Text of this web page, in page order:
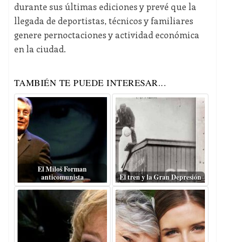
durante sus últimas ediciones y prevé que la
llegada de deportistas, técnicos y familiares
genere pernoctaciones y actividad económica
en la ciudad.
TAMBIÉN TE PUEDE INTERESAR...
El Miloš Forman
anticomunista
El tren y la Gran Depresión